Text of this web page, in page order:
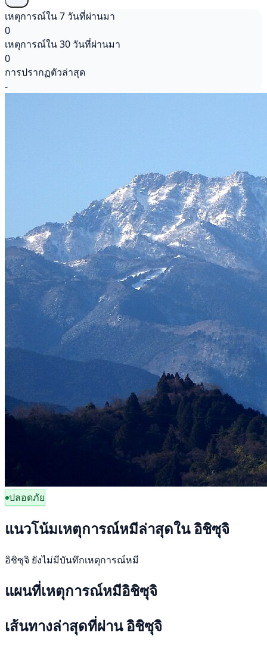
เหตุการณ์ใน 7 วันที่ผ่านมา
0
เหตุการณ์ใน 30 วันที่ผ่านมา
0
การปรากฏตัวล่าสุด
-
ปลอดภัย
แนวโน้มเหตุการณ์หมีล่าสุดใน อิชิซุจิ
อิชิซุจิ ยังไม่มีบันทึกเหตุการณ์หมี
แผนที่เหตุการณ์หมีอิชิซุจิ
เส้นทางล่าสุดที่ผ่าน อิชิซุจิ